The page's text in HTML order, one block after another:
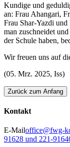
Kundige und
an: Frau Ahangari,
Frau Shar-Yazdi
man zuschneidet
der Schule haben,
Wir freuen uns auf
(05. Mrz. 2025, Iss)
Zurück zum Anfang
Kontakt
E-Mailoffice@fwg-
91628 und 221-